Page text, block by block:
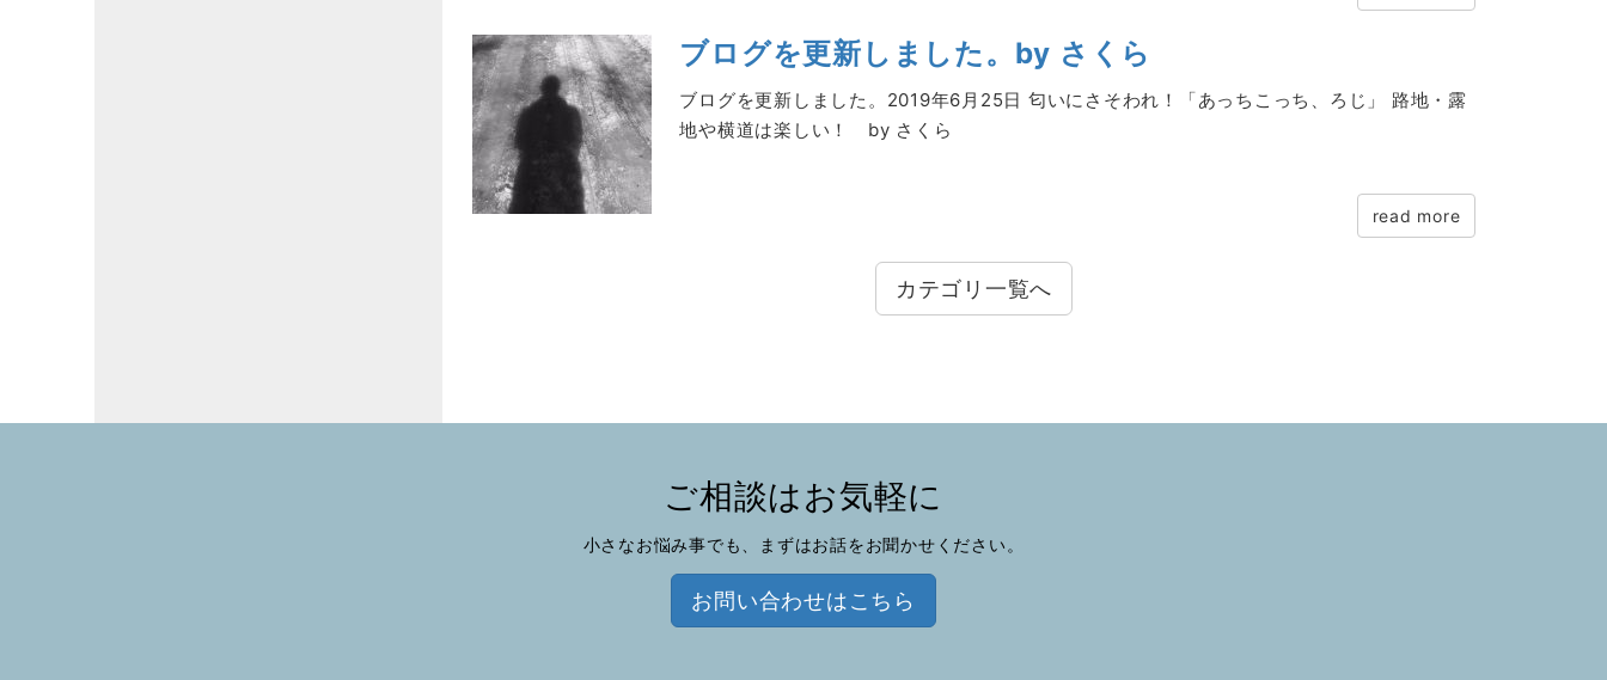
ブログを更新しました。by さくら
ブログを更新しました。2019年6月25日 匂いにさそわれ！「あっちこっち、ろじ」 路地・露
地や横道は楽しい！ by さくら
read more
カテゴリ一覧へ
ご相談はお気軽に
小さなお悩み事でも、まずはお話をお聞かせください。
お問い合わせはこちら